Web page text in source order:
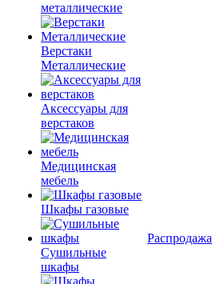
металлические
Верстаки
Металлические
Аксессуары для
верстаков
Медицинская
мебель
Шкафы газовые
Сушильные
шкафы
Распродажа